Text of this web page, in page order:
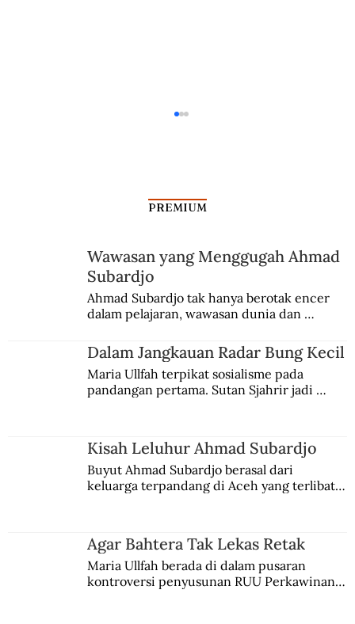
Aksi Pembangkangan Boyke Nainggolan
PREMIUM
Wawasan yang Menggugah Ahmad
Subardjo
Ahmad Subardjo tak hanya berotak encer
dalam pelajaran, wawasan dunia dan
Jules Verne, Multatuli, hingga Sun Yat-sen.
Dalam Jangkauan Radar Bung Kecil
Maria Ullfah terpikat sosialisme pada
pandangan pertama. Sutan Sjahrir jadi
Kisah Leluhur Ahmad Subardjo
Buyut Ahmad Subardjo berasal dari
keluarga terpandang di Aceh yang terlibat
Agar Bahtera Tak Lekas Retak
Maria Ullfah berada di dalam pusaran
kontroversi penyusunan RUU Perkawinan.